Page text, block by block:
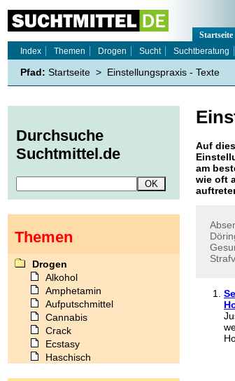
Auf
am
wie oft
Startseite
Index
Themen Drogen Sucht Suchtberatung
Pfad: Startseite > Einstellungspraxis - Texte
Durchsuche
Suchtmittel.de
Themen
Drogen
Alkohol
Amphetamin
Aufputschmittel
Cannabis
Crack
Ecstasy
Haschisch